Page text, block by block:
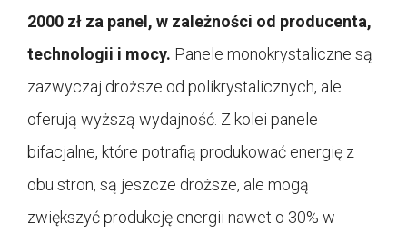
2000 zł za panel, w zależności od producenta,
technologii i mocy. Panele monokrystaliczne są
zazwyczaj droższe od polikrystalicznych, ale
oferują wyższą wydajność. Z kolei panele
bifacjalne, które potrafią produkować energię z
obu stron, są jeszcze droższe, ale mogą
zwiększyć produkcję energii nawet o 30% w